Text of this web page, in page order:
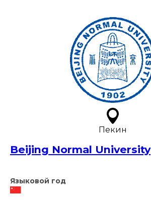
Пекин
Beijing Normal University
Языковой год